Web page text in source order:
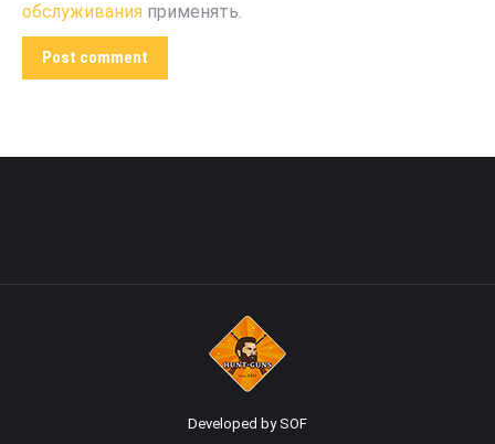
обслуживания применять.
Post comment
Developed by SOF